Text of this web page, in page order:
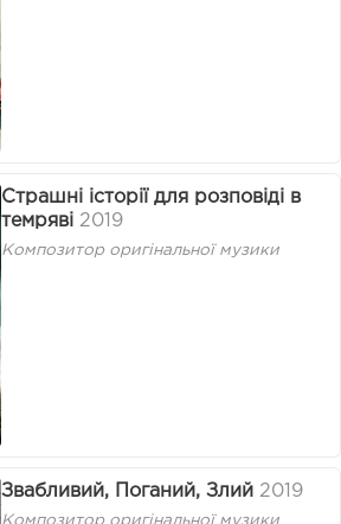
Страшні історії для розповіді в
темряві 2019
Композитор оригінальної музики
Звабливий, Поганий, Злий 2019
Композитор оригінальної музики